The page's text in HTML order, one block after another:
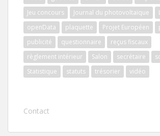
Jeu concours
Journal du photovoltaïque
openData
plaquette Projet Européen
publicité
questionnaire
reçus fiscaux
règlement intérieur
Salon secrétaire
Statistique
statuts trésorier vidéo
Contact